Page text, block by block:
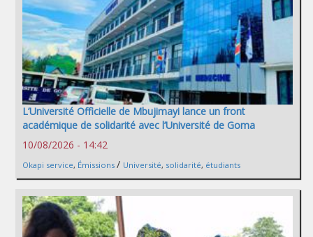
L’Université Officielle de Mbujimayi lance un front
académique de solidarité avec l’Université de Goma
10/08/2026 - 14:42
Okapi service, Émissions / Université, solidarité, étudiants